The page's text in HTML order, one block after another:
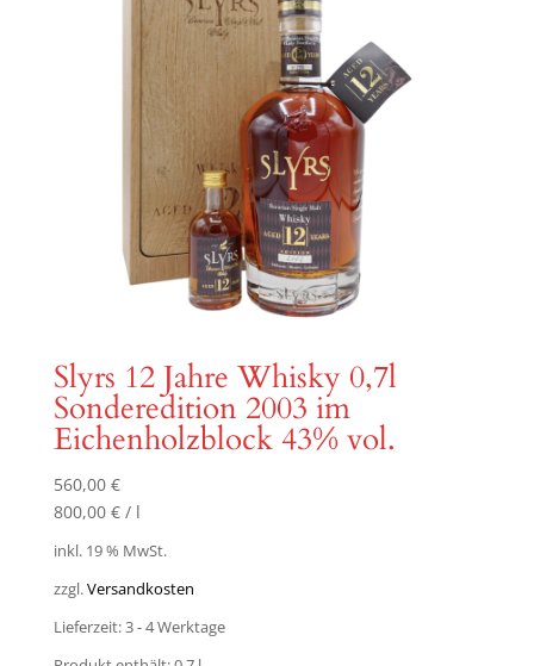
Slyrs 12 Jahre Whisky 0,7l
Sonderedition 2003 im
Eichenholzblock 43% vol.
560,00 €
800,00 €/ l
inkl. 19 % MwSt.
zzgl.Versandkosten
Lieferzeit:3 - 4 Werktage